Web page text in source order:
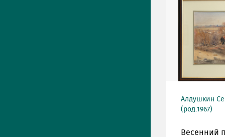
Алдушкин
(род.1967)
Весенний